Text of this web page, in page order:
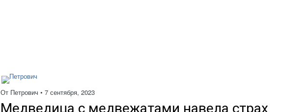
От Петрович • 7 сентября, 2023
Медведица с медвежатами навела страх